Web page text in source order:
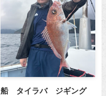
船 タイラバ ジギング